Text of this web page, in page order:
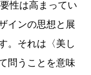
性は高まってい
インの思想と展
。それは〈美し
問うことを意味